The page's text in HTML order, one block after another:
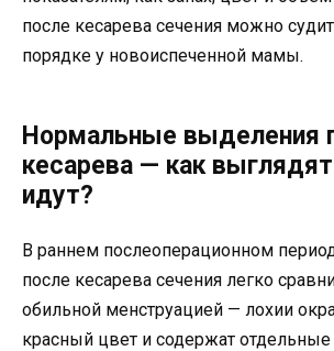
после кесарева сечения можно
порядке у новоиспеченной мамы.
Нормальные выделения
кесарева — как
идут?
В раннем послеоперационном
после кесарева сечения легко
обильной менструацией — лохии
красный цвет и содержат отдельные